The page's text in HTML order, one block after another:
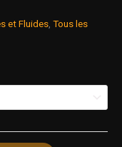
et Fluides Tous les